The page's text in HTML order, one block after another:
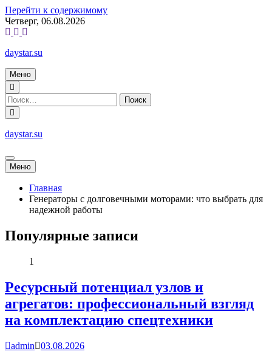
Перейти к содержимому
Четверг, 06.08.2026
daystar.su
Меню
daystar.su
Меню
Главная
Генераторы с долговечными моторами: что выбрать для
надежной работы
Популярные записи
1
Ресурсный потенциал узлов и
агрегатов: профессиональный взгляд
на комплектацию спецтехники
admin
03.08.2026